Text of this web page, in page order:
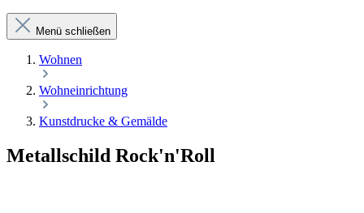
Menü schließen
Wohnen
Wohneinrichtung
Kunstdrucke & Gemälde
Metallschild Rock'n'Roll